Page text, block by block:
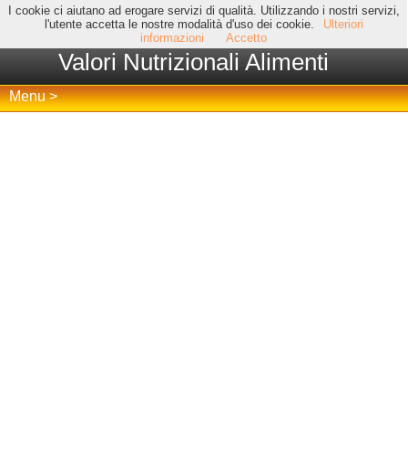
I cookie ci aiutano ad erogare servizi di qualità. Utilizzando i nostri servizi,
l'utente accetta le nostre modalità d'uso dei cookie.
Ulteriori
informazioni
Accetto
Valori Nutrizionali Alimenti
Menu >